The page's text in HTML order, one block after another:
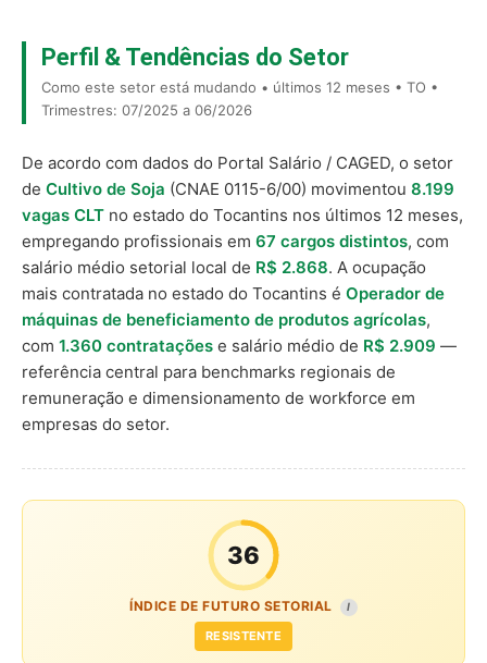
Perfil & Tendências do Setor
Como este setor está mudando • últimos 12 meses • TO •
Trimestres: 07/2025 a 06/2026
De acordo com dados do Portal Salário / CAGED, o setor
de Cultivo de Soja (CNAE 0115-6/00) movimentou 8.199
vagas CLT no estado do Tocantins nos últimos 12 meses,
empregando profissionais em 67 cargos distintos, com
salário médio setorial local de R$ 2.868. A ocupação
mais contratada no estado do Tocantins é Operador de
máquinas de beneficiamento de produtos agrícolas,
com 1.360 contratações e salário médio de R$ 2.909 —
referência central para benchmarks regionais de
remuneração e dimensionamento de workforce em
empresas do setor.
36
ÍNDICE DE FUTURO SETORIAL I
RESISTENTE